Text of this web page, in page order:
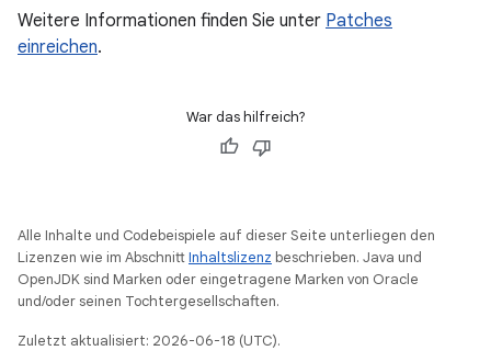
Weitere Informationen finden Sie unter Patches
einreichen.
War das hilfreich?
Alle Inhalte und Codebeispiele auf dieser Seite unterliegen den
Lizenzen wie im AbschnittInhaltslizenz beschrieben. Java und
OpenJDK sind Marken oder eingetragene Marken von Oracle
und/oder seinen Tochtergesellschaften.
Zuletzt aktualisiert: 2026-06-18 (UTC).